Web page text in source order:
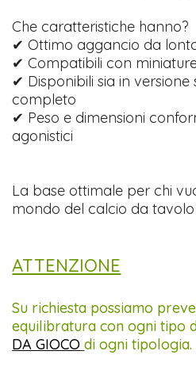
Che caratteristiche hanno?
✔ Ottimo aggancio da
✔ Compatibili con
✔ Disponibili sia in versione
completo
✔ Peso e dimensioni
agonistici
La base ottimale per chi
mondo del calcio da tavolo
ATTENZIONE
Su richiesta possiamo
equilibratura con ogni tipo
DA GIOCO di ogni tipologia.